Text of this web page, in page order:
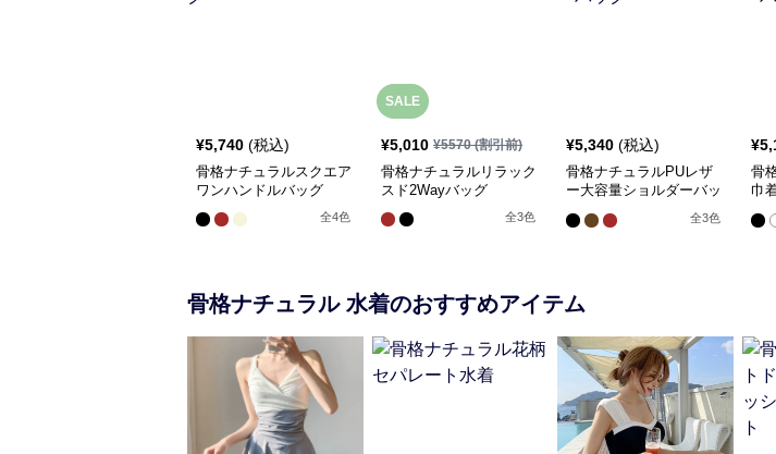
¥5,740 (税込)
骨格ナチュラルスクエア
ワンハンドルバッグ
全4色
SALE
¥5,010 ¥5570(割引前)
骨格ナチュラルリラック
スド2Wayバッグ
全3色
¥5,340 (税込)
骨格ナチュラルPUレザ
ー大容量ショルダーバッ
全3色
¥
骨
巾
骨格ナチュラル 水着のおすすめアイテム